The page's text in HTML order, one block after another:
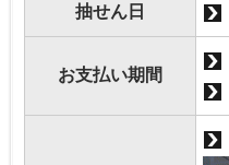
抽せん日
お支払い期間